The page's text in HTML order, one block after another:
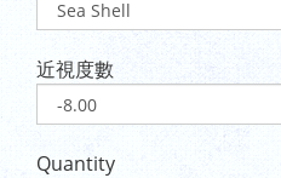
近視度數
Quantity